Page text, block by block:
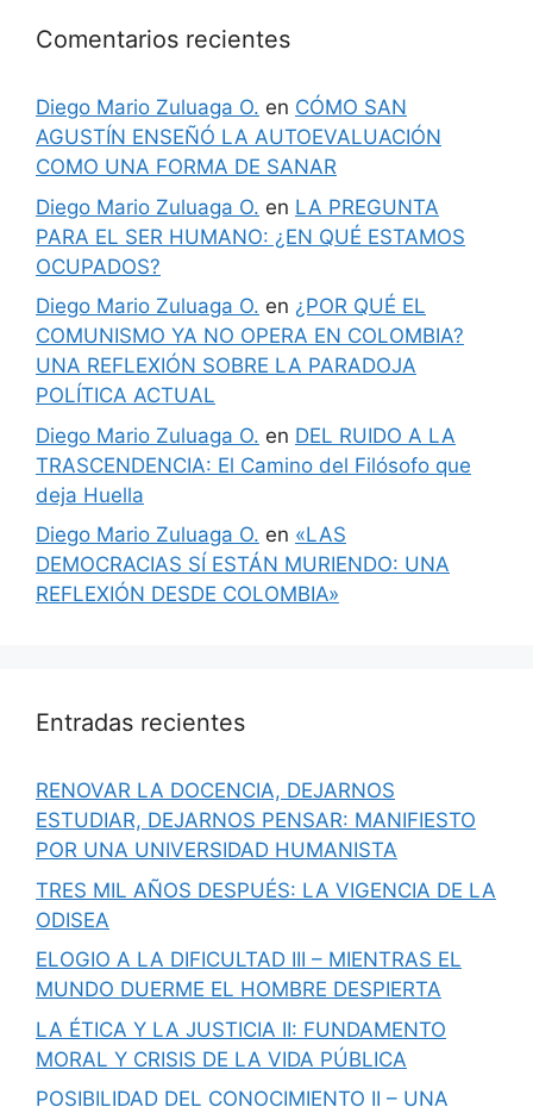
Comentarios recientes
Diego Mario Zuluaga O. en CÓMO SAN
AGUSTÍN ENSEÑÓ LA AUTOEVALUACIÓN
COMO UNA FORMA DE SANAR
Diego Mario Zuluaga O. en LA PREGUNTA
PARA EL SER HUMANO: ¿EN QUÉ ESTAMOS
OCUPADOS?
Diego Mario Zuluaga O. en ¿POR QUÉ EL
COMUNISMO YA NO OPERA EN COLOMBIA?
UNA REFLEXIÓN SOBRE LA PARADOJA
POLÍTICA ACTUAL
Diego Mario Zuluaga O. en DEL RUIDO A LA
TRASCENDENCIA: El Camino del Filósofo que
deja Huella
Diego Mario Zuluaga O. en «LAS
DEMOCRACIAS SÍ ESTÁN MURIENDO: UNA
REFLEXIÓN DESDE COLOMBIA»
Entradas recientes
RENOVAR LA DOCENCIA, DEJARNOS
ESTUDIAR, DEJARNOS PENSAR: MANIFIESTO
POR UNA UNIVERSIDAD HUMANISTA
TRES MIL AÑOS DESPUÉS: LA VIGENCIA DE LA
ODISEA
ELOGIO A LA DIFICULTAD III – MIENTRAS EL
MUNDO DUERME EL HOMBRE DESPIERTA
LA ÉTICA Y LA JUSTICIA II: FUNDAMENTO
MORAL Y CRISIS DE LA VIDA PÚBLICA
POSIBILIDAD DEL CONOCIMIENTO II – UNA